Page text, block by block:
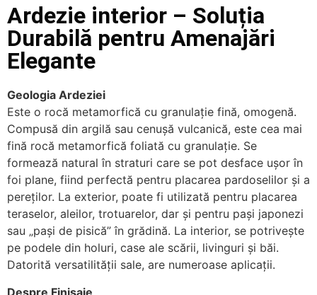
Ardezie interior – Soluția
Durabilă pentru Amenajări
Elegante
Geologia Ardeziei
Este o rocă metamorfică cu granulație fină, omogenă.
Compusă din argilă sau cenușă vulcanică, este cea mai
fină rocă metamorfică foliată cu granulație. Se
formează natural în straturi care se pot desface ușor în
foi plane, fiind perfectă pentru placarea pardoselilor și a
pereților. La exterior, poate fi utilizată pentru placarea
teraselor, aleilor, trotuarelor, dar și pentru pași japonezi
sau „pași de pisică” în grădină. La interior, se potrivește
pe podele din holuri, case ale scării, livinguri și băi.
Datorită versatilității sale, are numeroase aplicații.
Despre Finisaje